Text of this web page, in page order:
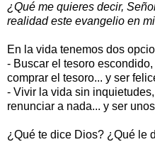
¿Qué me quieres decir,
realidad este evangelio en
En la vida tenemos dos
- Buscar el tesoro
comprar el tesoro... y ser
- Vivir la vida sin
renunciar a nada... y ser
¿Qué te dice Dios? ¿Qué le